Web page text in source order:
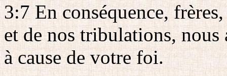
3:7 En conséquence,
et de nos tribulations, nous
à cause de votre foi.